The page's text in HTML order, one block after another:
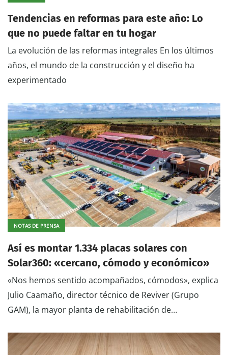
Tendencias en reformas para este año: Lo
que no puede faltar en tu hogar
La evolución de las reformas integrales En los últimos
años, el mundo de la construcción y el diseño ha
experimentado
NOTAS DE PRENSA
Así es montar 1.334 placas solares con
Solar360: «cercano, cómodo y económico»
«Nos hemos sentido acompañados, cómodos», explica
Julio Caamaño, director técnico de Reviver (Grupo
GAM), la mayor planta de rehabilitación de…